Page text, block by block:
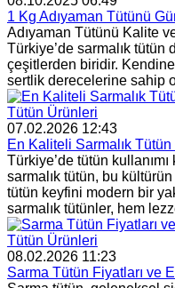
1 Kg Adıyaman Tütünü
Adıyaman Tütünü Kalite
Türkiye’de sarmalık
çeşitlerden biridir.
sertlik derecelerine sahip
Tütün Ürünleri
07.02.2026 12:43
En Kaliteli Sarmalık
Türkiye’de tütün
sarmalık tütün, bu
tütün keyfini modern bir
sarmalık tütünler, hem
Tütün Ürünleri
08.02.2026 11:23
Sarma Tütün Fiyatları ve